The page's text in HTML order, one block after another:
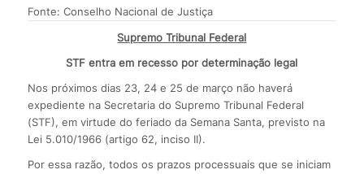
Fonte: Conselho Nacional de Justiça
Supremo Tribunal Federal
STF entra em recesso por determinação legal
Nos próximos dias 23, 24 e 25 de março não haverá
expediente na Secretaria do Supremo Tribunal Federal
(STF), em virtude do feriado da Semana Santa, previsto na
Lei 5.010/1966 (artigo 62, inciso II).
Por essa razão, todos os prazos processuais que se iniciam